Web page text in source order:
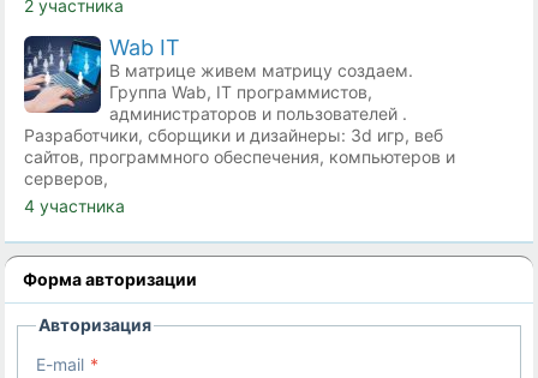
2 участника
Wab IT
В матрице живем матрицу создаем.
Группа Wab, IT программистов,
администраторов и пользователей .
Разработчики, сборщики и дизайнеры: 3d игр, веб
сайтов, программного обеспечения, компьютеров и
серверов,
4 участника
Форма авторизации
Авторизация
E-mail